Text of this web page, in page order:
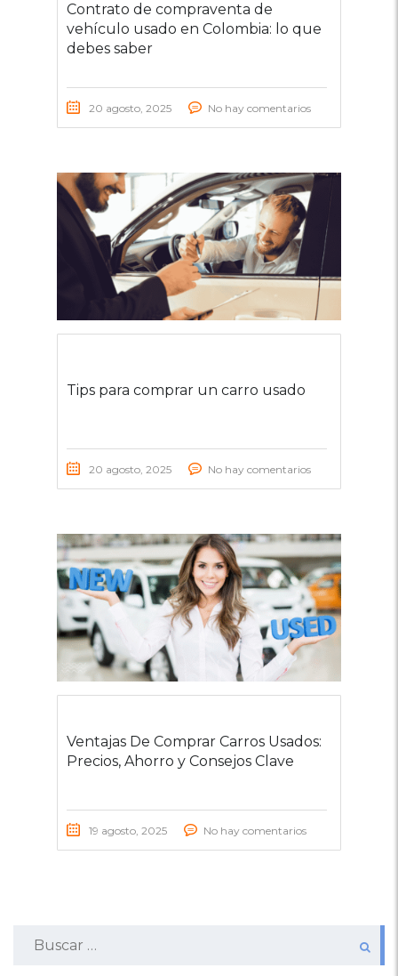
Contrato de compraventa de
vehículo usado en Colombia: lo que
debes saber
20 agosto, 2025 No hay comentarios
Tips para comprar un carro usado
20 agosto, 2025 No hay comentarios
Ventajas De Comprar Carros Usados:
Precios, Ahorro y Consejos Clave
19 agosto, 2025 No hay comentarios